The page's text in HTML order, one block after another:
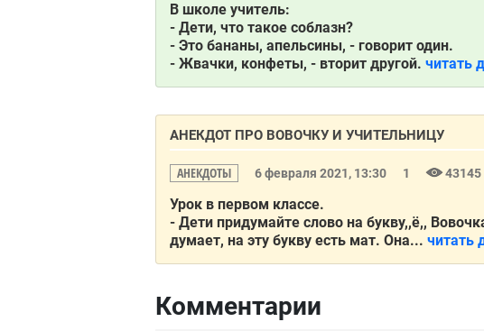
В школе учитель:
- Дети, что такое соблазн?
- Это бананы, апельсины, - говорит один.
- Жвачки, конфеты, - вторит другой. читать
АНЕКДОТ ПРО ВОВОЧКУ И УЧИТЕЛЬНИЦУ
АНЕКДОТЫ 6 февраля 2021, 13:30 1 43145
Урок в первом классе.
- Дети придумайте слово на букву,,ё,,
думает, на эту букву есть мат. Она... читать
Комментарии